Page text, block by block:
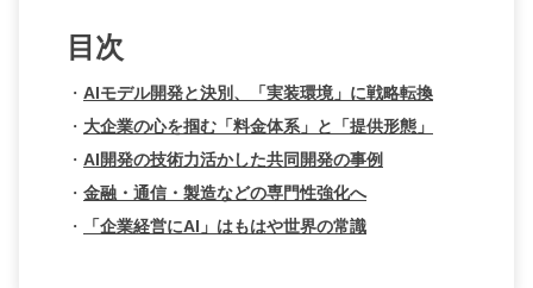
目次
・ AIモデル開発と決別、「実装環境」に戦略転換
・ 大企業の心を掴む「料金体系」と「提供形態」
・ AI開発の技術力活かした共同開発の事例
・ 金融・通信・製造などの専門性強化へ
・
「企業経営にAI」はもはや世界の常識